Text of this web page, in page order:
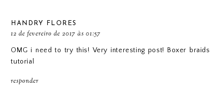
HANDRY FLORES
12 de fevereiro de 2017 às 01:57
OMG i need to try this! Very interesting post! Boxer braids
tutorial
responder